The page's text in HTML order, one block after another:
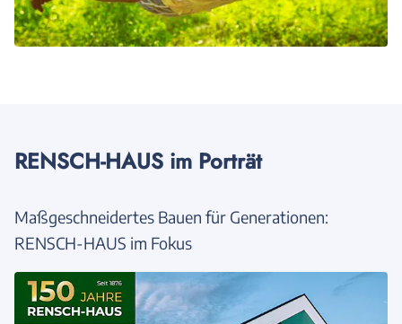
RENSCH-HAUS im Porträt
Maßgeschneidertes Bauen für Generationen:
RENSCH-HAUS im Fokus